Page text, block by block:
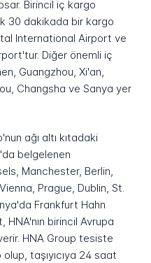
Birincil iç kargo
30 dakikada bir kargo
International Airport ve
Diğer önemli iç
Guangzhou, Xi'an,
Changsha ve Sanya yer
ağı altı kıtadaki
belgelenen
Manchester, Berlin,
Prague, Dublin, St.
Frankfurt Hahn
HNA'nın birincil Avrupa
HNA Group tesiste
taşıyıcıya 24 saat